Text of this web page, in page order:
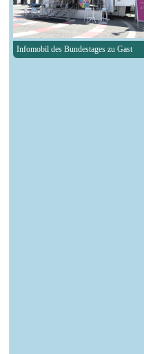
Infomobil des Bundestages zu Gast